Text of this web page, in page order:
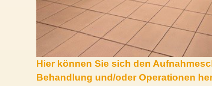
Hier können Sie sich den
Behandlung und/oder Operationen